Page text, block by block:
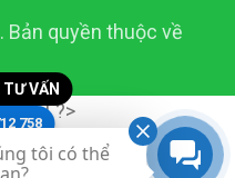
Bản quyền thuộc về
{ ?>
VẤN
758
28 23tôi có thể